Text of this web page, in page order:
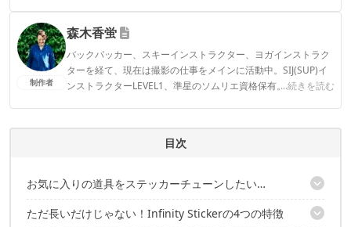
CAMP HACK編集部のプロフィール
制作者
森木香蛍
バックパッカー、スキーインストラクター、ヨガインストラク
ターを経て、現在は撮影の仕事をメインに活動中。SIJ(SUP)イ
ンストラクターLEVEL1、準星のソムリエ資格保有。 アクティ
...続きを読む
森木香蛍のプロフィール
目次
お気に入りの道具をステッカーチューンしたい…
こんなに長いのは初めて見た！60cm以上ある超ロングなステッカ
ただ長いだけじゃない！Infinity Stickerの4つの特徴